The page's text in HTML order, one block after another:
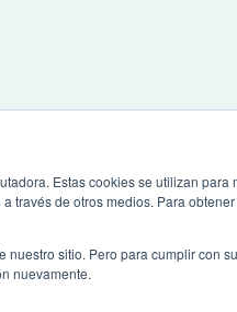
Estas cookies se utilizan
través de otros medios. Para
nuestro sitio. Pero para cumplir con
nuevamente.